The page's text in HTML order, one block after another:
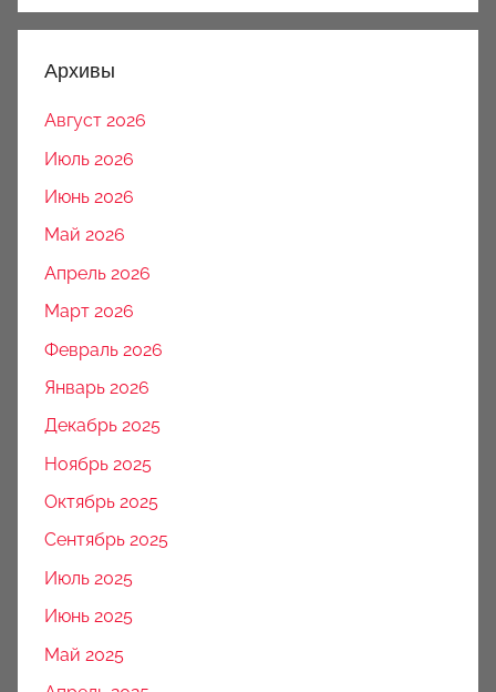
Архивы
Август 2026
Июль 2026
Июнь 2026
Май 2026
Апрель 2026
Март 2026
Февраль 2026
Январь 2026
Декабрь 2025
Ноябрь 2025
Октябрь 2025
Сентябрь 2025
Июль 2025
Июнь 2025
Май 2025